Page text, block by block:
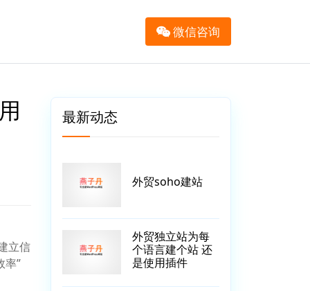
微信咨询
立信
率”
最新动态
外贸soho建站
外贸独立站为每
个语言建个站 还
是使用插件